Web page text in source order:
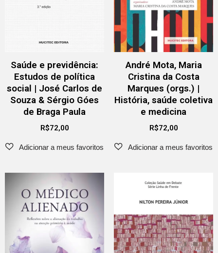
Saúde e previdência:
Estudos de política
social | José Carlos de
Souza & Sérgio Góes
de Braga Paula
R$72,00
André Mota, Maria
Cristina da Costa
Marques (orgs.) |
História, saúde coletiva
e medicina
R$72,00